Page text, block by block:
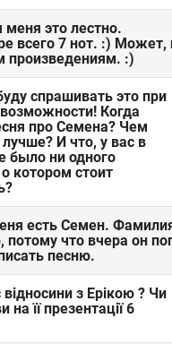
меня это лестно.
всего 7 нот. :) Может,
произведениям. :)
спрашивать это при
Когда
про Семена? Чем
И что, у вас в
было ни одного
котором стоит
есть Семен.
что вчера он
песню.
відносини з Ерікою ? Чи
на її презентації 6